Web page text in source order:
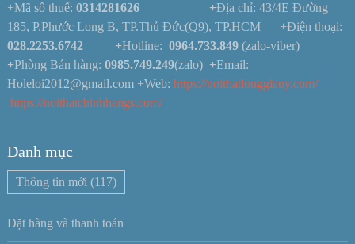
+Mã số thuế: 0314281626 +Địa chỉ: 43/4E Đường
185, P.Phước Long B, TP.Thủ Đức(Q9), TP.HCM +Điện thoại:
028.2253.6742 +Hotline: 0964.733.849 (zalo-viber)
+Phòng Bán hàng: 0985.749.249(zalo) +Email:
Holeloi2012@gmail.com +Web: https://noithatlonggiauy.com/
https://noithatchinhhangs.com/
Danh mục
Thông tin mới (117)
Đặt hàng và thanh toán